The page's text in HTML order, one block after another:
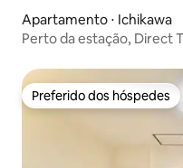
Apartamento ⋅ Ichikawa
Perto da estação, Direct
Preferido dos hóspedes
Preferido dos hóspedes